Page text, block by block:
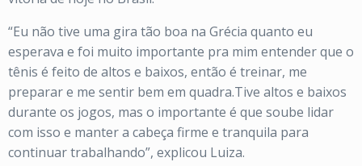
“Eu não tive uma gira tão boa na Grécia quanto eu
esperava e foi muito importante pra mim entender que o
tênis é feito de altos e baixos, então é treinar, me
preparar e me sentir bem em quadra.Tive altos e baixos
durante os jogos, mas o importante é que soube lidar
com isso e manter a cabeça firme e tranquila para
continuar trabalhando”, explicou Luiza.